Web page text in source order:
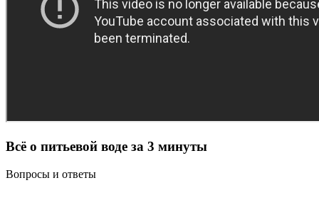
Всё о питьевой воде за 3 минуты
Вопросы и ответы